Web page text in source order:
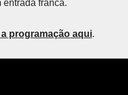
entrada franca.
programação aqui.